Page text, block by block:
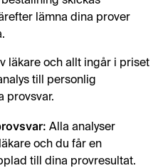
lämna dina prover
läkare och allt ingår i priset
till personlig
provsvar.
Alla analyser
och du får en
till dina provresultat.